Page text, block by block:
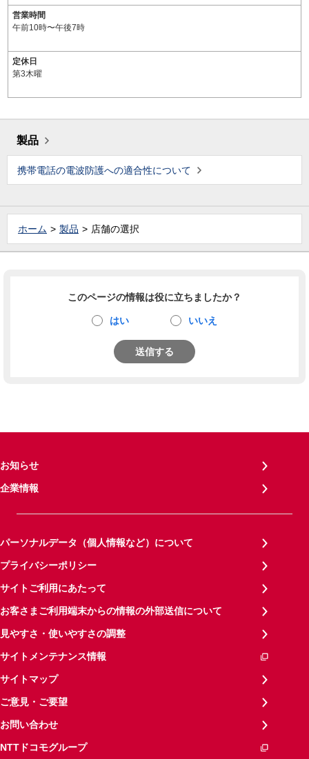
営業時間
午前10時〜午後7時
定休日
第3木曜
製品
携帯電話の電波防護への適合性について
ホーム 製品 店舗の選択
このページの情報は役に立ちましたか？
はい いいえ
送信する
お知らせ
企業情報
パーソナルデータ（個人情報など）について
プライバシーポリシー
サイトご利用にあたって
お客さまご利用端末からの情報の外部送信について
見やすさ・使いやすさの調整
サイトメンテナンス情報
サイトマップ
ご意見・ご要望
お問い合わせ
NTTドコモグループ